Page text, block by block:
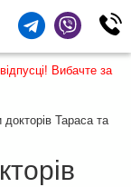
Вибачте за
Тараса та